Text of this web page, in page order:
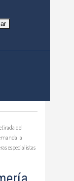
del
la
especialistas